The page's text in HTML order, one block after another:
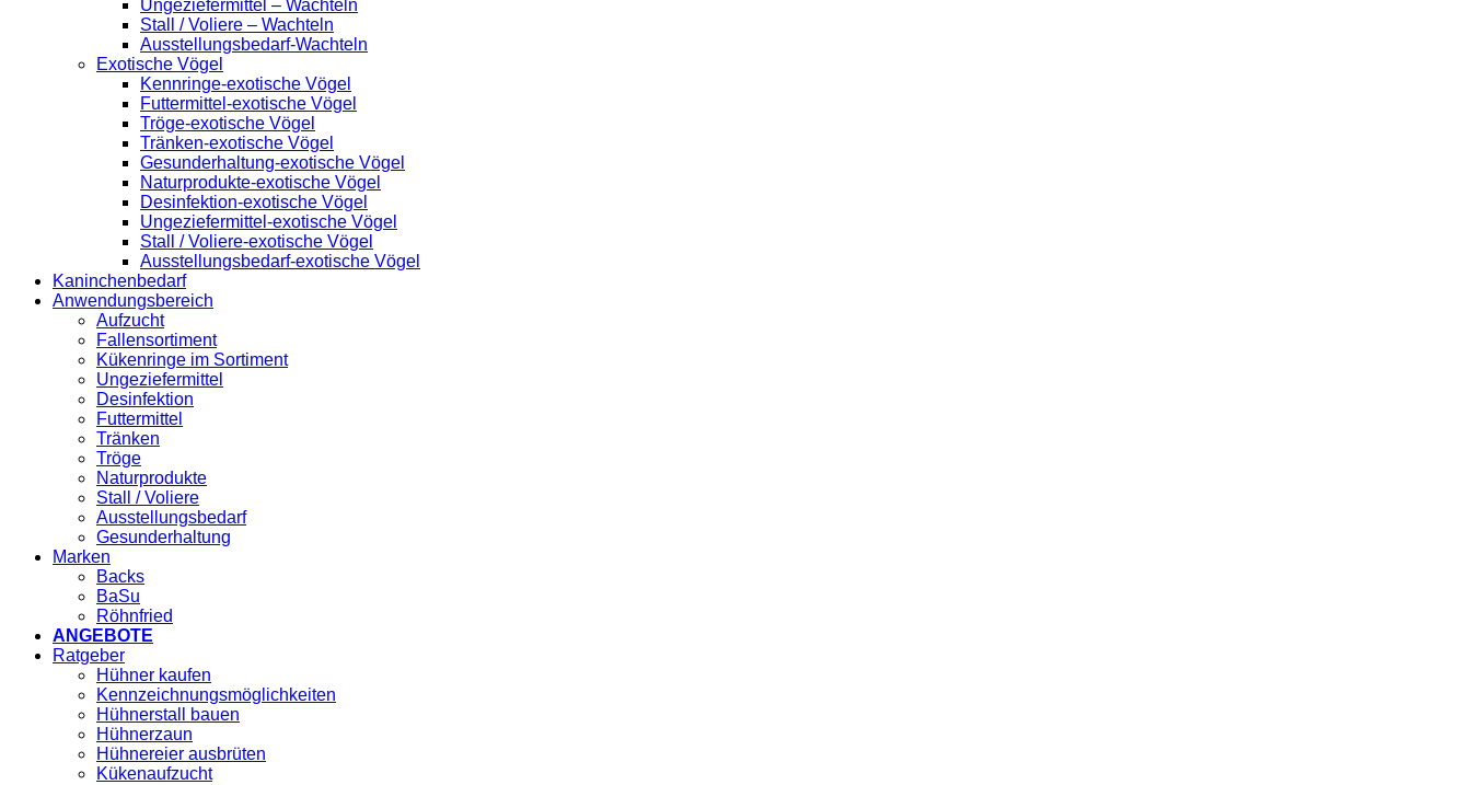
Ungeziefermittel – Wachteln
Stall / Voliere – Wachteln
Ausstellungsbedarf-Wachteln
Exotische Vögel
Kennringe-exotische Vögel
Futtermittel-exotische Vögel
Tröge-exotische Vögel
Tränken-exotische Vögel
Gesunderhaltung-exotische Vögel
Naturprodukte-exotische Vögel
Desinfektion-exotische Vögel
Ungeziefermittel-exotische Vögel
Stall / Voliere-exotische Vögel
Ausstellungsbedarf-exotische Vögel
Kaninchenbedarf
Anwendungsbereich
Aufzucht
Fallensortiment
Kükenringe im Sortiment
Ungeziefermittel
Desinfektion
Futtermittel
Tränken
Tröge
Naturprodukte
Stall / Voliere
Ausstellungsbedarf
Gesunderhaltung
Marken
Backs
BaSu
Röhnfried
ANGEBOTE
Ratgeber
Hühner kaufen
Kennzeichnungsmöglichkeiten
Hühnerstall bauen
Hühnerzaun
Hühnereier ausbrüten
Kükenaufzucht